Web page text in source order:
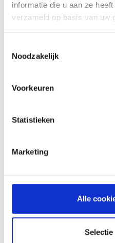
informatie die u aan ze
verzameld op basis van uw
Noodzakelijk
Voorkeuren
Statistieken
Marketing
Alle
Selectie
RECEPTEN EN TIPS